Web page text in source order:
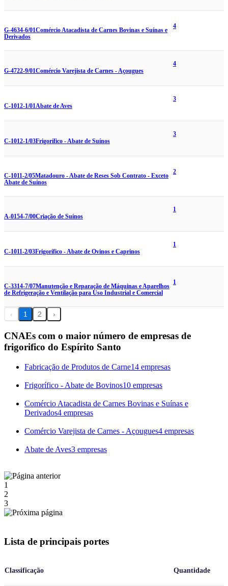
G-4634-6/01Comércio Atacadista de Carnes Bovinas e Suínas e
Derivados
4
G-4722-9/01Comércio Varejista de Carnes - Açougues
4
C-1012-1/01Abate de Aves
3
C-1012-1/03Frigorífico - Abate de Suínos
3
C-1011-2/05Matadouro - Abate de Reses Sob Contrato - Exceto
Abate de Suínos
2
A-0154-7/00Criação de Suínos
1
C-1011-2/03Frigorífico - Abate de Ovinos e Caprinos
1
C-3314-7/07Manutenção e Reparação de Máquinas e Aparelhos
de Refrigeração e Ventilação para Uso Industrial e Comercial
1
‹ 1 2 ›
CNAEs com o maior número de empresas de
frigorifico do Espírito Santo
Fabricação de Produtos de Carne14 empresas
Frigorífico - Abate de Bovinos10 empresas
Comércio Atacadista de Carnes Bovinas e Suínas e
Derivados4 empresas
Comércio Varejista de Carnes - Açougues4 empresas
Abate de Aves3 empresas
1
2
3
Lista de principais portes
Classificação Quantidade